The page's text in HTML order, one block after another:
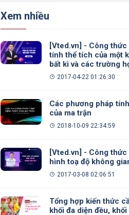
Xem nhiều
[Vted.vn] - Công
tính thể tích của một
bất kì và các trường
2017-04-22 01:26:30
Các phương pháp
của ma trận
2018-10-09 22:34:59
[Vted.vn] - Công thức
hình toạ độ không
2017-03-08 02:06:51
Tổng hợp kiến thức
khối đa diện đều,